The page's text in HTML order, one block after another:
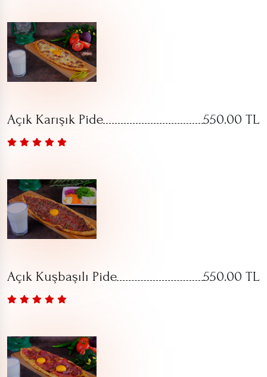
Açık Karışık Pide 550.00 TL
Açık Kuşbaşılı Pide 550.00 TL